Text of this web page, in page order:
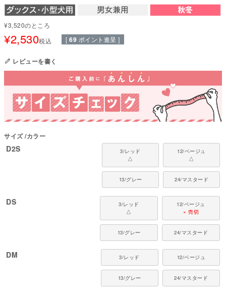
●本体：グレンチェックジャガード(アクリル62%・ポリエステル32%・ウー
ル6%)
●部分使い：40スパンテレコ(綿95%・ポリウレタン5%)
●日本製：MADE IN JAPAN
●厚さ(5段階)：2
して中温。 ファスナー・ボタン・面テープがある商品は、しっかり止めた状
態で洗濯をしてください
国内の縫製工場と連携して、一つひとつ丁寧に仕上げています。心地よい着
心地をお楽しみください。
コレクション：【2024年秋冬新作】
対象犬種
カニンヘン・ミニチュアダックス、ダックスフンド、シーズー、チワワ、パ
ピヨン、ポメラニアン、マルチーズ、トイプードル、ミニチュアシュナウザ
¥3,520のところ
¥2,530税込 [ 69 ポイント進呈 ]
レビューを書く
サイズ カラー
D2S
3/レッド
△
12/ベージュ
△
13/グレー 24/マスタード
DS
3/レッド
△
12/ベージュ
× 売切
13/グレー 24/マスタード
DM 3/レッド 12/ベージュ
13/グレー 24/マスタード